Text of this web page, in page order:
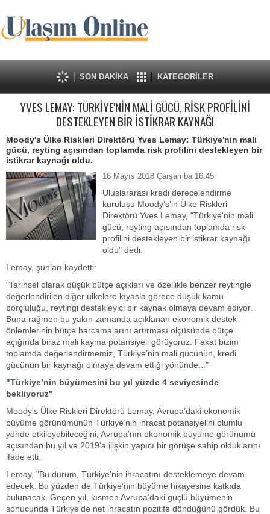
SON DAKİKA KATEGORİLER
YVES LEMAY: TÜRKİYE'NİN MALİ GÜCÜ, RİSK PROFİLİNİ
DESTEKLEYEN BİR İSTİKRAR KAYNAĞI
Moody's Ülke Riskleri Direktörü Yves Lemay: Türkiye'nin mali
gücü, reyting açısından toplamda risk profilini destekleyen bir
istikrar kaynağı oldu.
16 Mayıs 2018 Çarşamba 16:45
Uluslararası kredi derecelendirme
kuruluşu Moody's’in Ülke Riskleri
Direktörü Yves Lemay, "Türkiye'nin mali
gücü, reyting açısından toplamda risk
profilini destekleyen bir istikrar kaynağı
oldu" dedi.
Lemay, şunları kaydetti:
"Tarihsel olarak düşük bütçe açıkları ve özellikle benzer reytingle
değerlendirilen diğer ülkelere kıyasla görece düşük kamu
borçluluğu, reytingi destekleyici bir kaynak olmaya devam ediyor.
Buna rağmen bu yakın zamanda açıklanan ekonomik destek
önlemlerinin bütçe harcamalarını artırması ölçüsünde bütçe
açığında biraz mali kayma potansiyeli görüyoruz. Fakat bizim
toplamda değerlendirmemiz, Türkiye’nin mali gücünün, kredi
gücünün bir kaynağı olmaya devam ettiği yönünde..."
"Türkiye’nin büyümesini bu yıl yüzde 4 seviyesinde
bekliyoruz"
Moody's Ülke Riskleri Direktörü Lemay, Avrupa’daki ekonomik
büyüme görünümünün Türkiye’nin ihracat potansiyelini olumlu
yönde etkileyebileceğini, Avrupa’nın ekonomik büyüme görünümü
açısından bu yıl ve 2019'a ilişkin yapıcı bir görüşe sahip olduklarını
ifade etti.
Lemay, "Bu durum, Türkiye’nin ihracatını desteklemeye devam
edecek. Bu yüzden de Türkiye’nin büyüme hikayesine katkıda
bulunacak. Geçen yıl, kısmen Avrupa’daki güçlü büyümenin
sonucunda Türkiye’de net ihracatın pozitife döndüğünü gördük. Bu